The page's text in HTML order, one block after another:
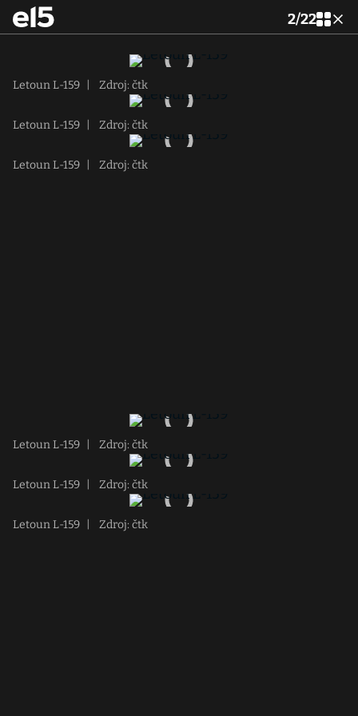
2/22
Letoun L-159 Zdroj: čtk
Letoun L-159 Zdroj: čtk
Letoun L-159 Zdroj: čtk
Letoun L-159 Zdroj: čtk
Letoun L-159 Zdroj: čtk
Letoun L-159 Zdroj: čtk